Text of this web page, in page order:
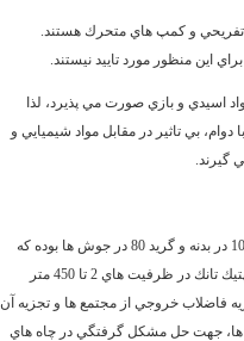
تفريحي و كمپ هاي متحرك هستند.
اين منظور مورد تاييد نيستند.
اسيدي و بازي صورت مي پذيرد، لذا
بي تاثير در مقابل مواد شيميايي و
گيرند.
سپتيك تانك يا گند انبار همانند مخازن پلي اتيلن از جنس پلي اتيلن با گريد 100 در بدنه و گريد 80 در جوش ها بوده كه
مواد اوليه توليد آن ها وزن 945 كيلو گرم بر متر مكعب را دارا مي باشد. سپتيك تانك در ظرفيت هاي 2 تا 450 متر
فاضلاب خروجي از مجتمع ها و تجزيه آن
ها، جهت حل مشكل گرفتگي در چاه هاي